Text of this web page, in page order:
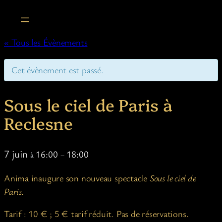
« Tous les Évènements
Cet évènement est passé.
Sous le ciel de Paris à
Reclesne
7 juin à 16:00 – 18:00
Anima inaugure son nouveau spectacle Sous le ciel de
Paris.
Tarif : 10 € ; 5 € tarif réduit. Pas de réservations.